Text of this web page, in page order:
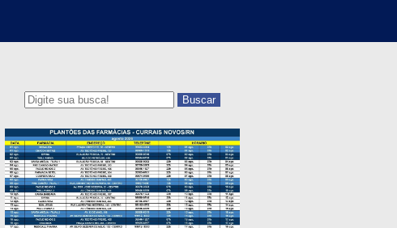
Buscar